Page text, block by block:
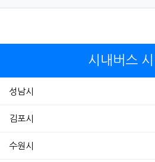
시내버스
성남시
김포시
수원시